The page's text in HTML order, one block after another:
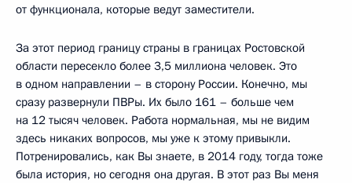
от функционала, которые ведут заместители.
За этот период границу страны в границах Ростовской
области пересекло более 3,5 миллиона человек. Это
в одном направлении – в сторону России. Конечно, мы
сразу развернули ПВРы. Их было 161 – больше чем
на 12 тысяч человек. Работа нормальная, мы не видим
здесь никаких вопросов, мы уже к этому привыкли.
Потренировались, как Вы знаете, в 2014 году, тогда тоже
была история, но сегодня она другая. В этот раз Вы меня